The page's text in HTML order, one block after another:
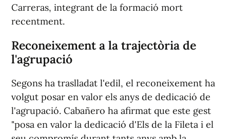
Carreras, integrant de la formació mort
recentment.
Reconeixement a la trajectòria de
l'agrupació
Segons ha traslladat l'edil, el reconeixement ha
volgut posar en valor els anys de dedicació de
l'agrupació. Cabañero ha afirmat que este gest
"posa en valor la dedicació d'Els de la Fileta i el